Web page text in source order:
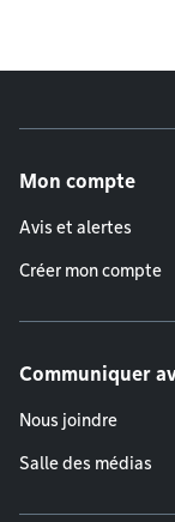
Mon compte
Avis et alertes
Créer mon compte
Communiquer
Nous joindre
Salle des médias